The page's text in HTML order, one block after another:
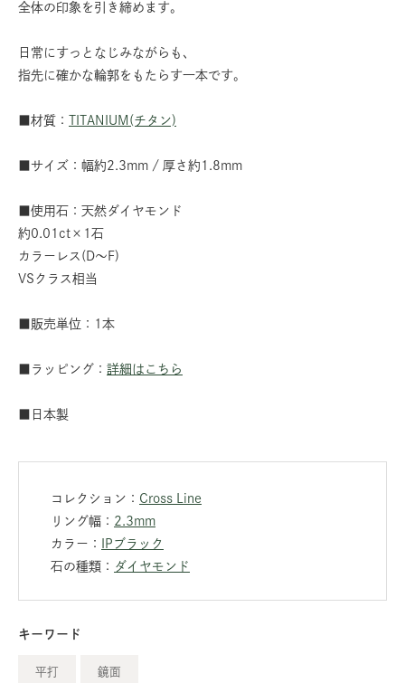
全体の印象を引き締めます。
日常にすっとなじみながらも、
指先に確かな輪郭をもたらす一本です。
■材質： TITANIUM(チタン)
■サイズ：幅約2.3mm / 厚さ約1.8mm
■使用石：天然ダイヤモンド
約0.01ct×1石
カラーレス(D～F)
VSクラス相当
■販売単位：1本
■ラッピング： 詳細はこちら
■日本製
コレクション： Cross Line
リング幅： 2.3mm
カラー：
IPブラック
石の種類： ダイヤモンド
キーワード
平打 鏡面